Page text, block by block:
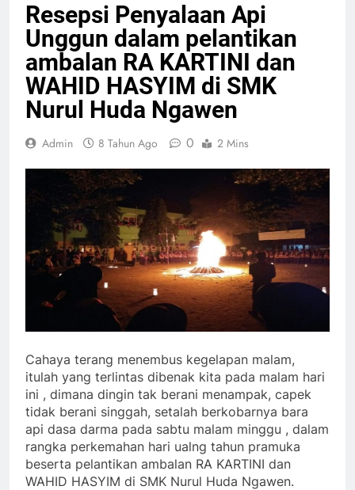
Resepsi Penyalaan Api
Unggun dalam pelantikan
ambalan RA KARTINI dan
WAHID HASYIM di SMK
Nurul Huda Ngawen
Admin 8 Tahun Ago 0 2 Mins
Cahaya terang menembus kegelapan malam,
itulah yang terlintas dibenak kita pada malam hari
ini , dimana dingin tak berani menampak, capek
tidak berani singgah, setalah berkobarnya bara
api dasa darma pada sabtu malam minggu , dalam
rangka perkemahan hari ualng tahun pramuka
beserta pelantikan ambalan RA KARTINI dan
WAHID HASYIM di SMK Nurul Huda Ngawen.